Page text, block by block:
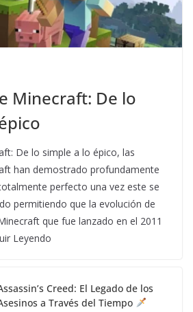
Minecraft: De lo
De lo simple a lo épico, las
han demostrado profundamente
perfecto una vez este se
permitiendo que la evolución de
que fue lanzado en el 2011
Leyendo
Creed: El Legado de los
a Través del Tiempo